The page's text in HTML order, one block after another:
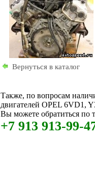
Вернуться в каталог
Также, по вопросам
двигателей OPEL 6VD1,
Вы можете обратиться по
+7 913 913-99-